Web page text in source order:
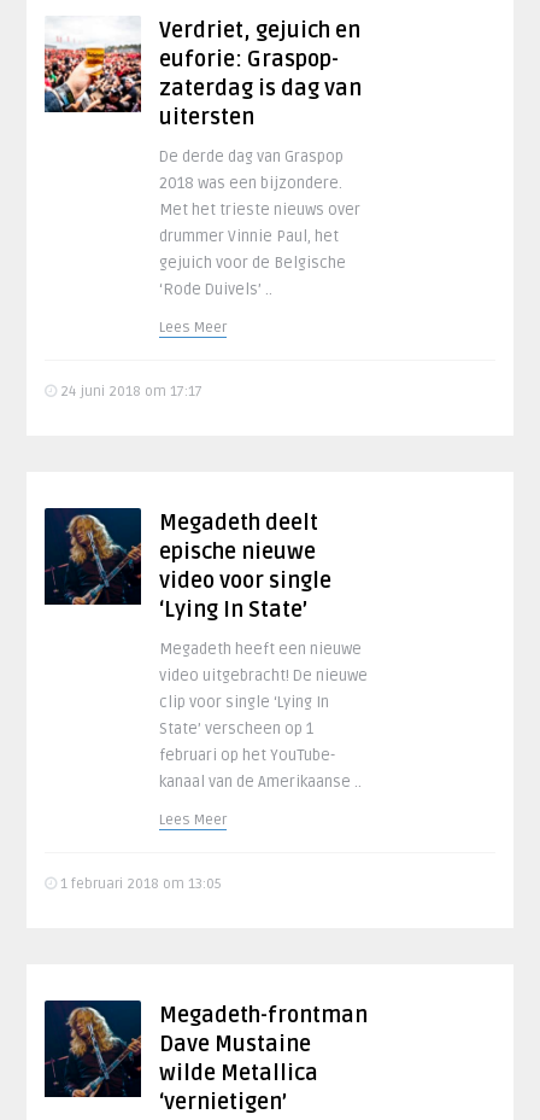
Verdriet, gejuich en
euforie: Graspop-
zaterdag is dag van
uitersten
De derde dag van Graspop
2018 was een bijzondere.
Met het trieste nieuws over
drummer Vinnie Paul, het
gejuich voor de Belgische
‘Rode Duivels’ ..
Lees Meer
24 juni 2018 om 17:17
Megadeth deelt
epische nieuwe
video voor single
‘Lying In State’
Megadeth heeft een nieuwe
video uitgebracht! De nieuwe
clip voor single ‘Lying In
State’ verscheen op 1
februari op het YouTube-
kanaal van de Amerikaanse ..
Lees Meer
1 februari 2018 om 13:05
Megadeth-frontman
Dave Mustaine
wilde Metallica
‘vernietigen’